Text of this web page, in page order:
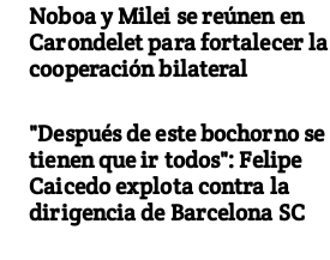
Noboa y Milei se reúnen en
Carondelet para fortalecer la
cooperación bilateral
"Después de este bochorno se
tienen que ir todos": Felipe
Caicedo explota contra la
dirigencia de Barcelona SC